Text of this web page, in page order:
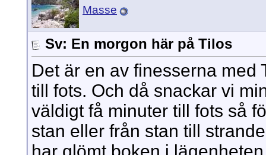
Masse
Sv: En morgon här på Tilos
Det är en av finesserna med
till fots. Och då snackar vi
väldigt få minuter till fots så
stan eller från stan till